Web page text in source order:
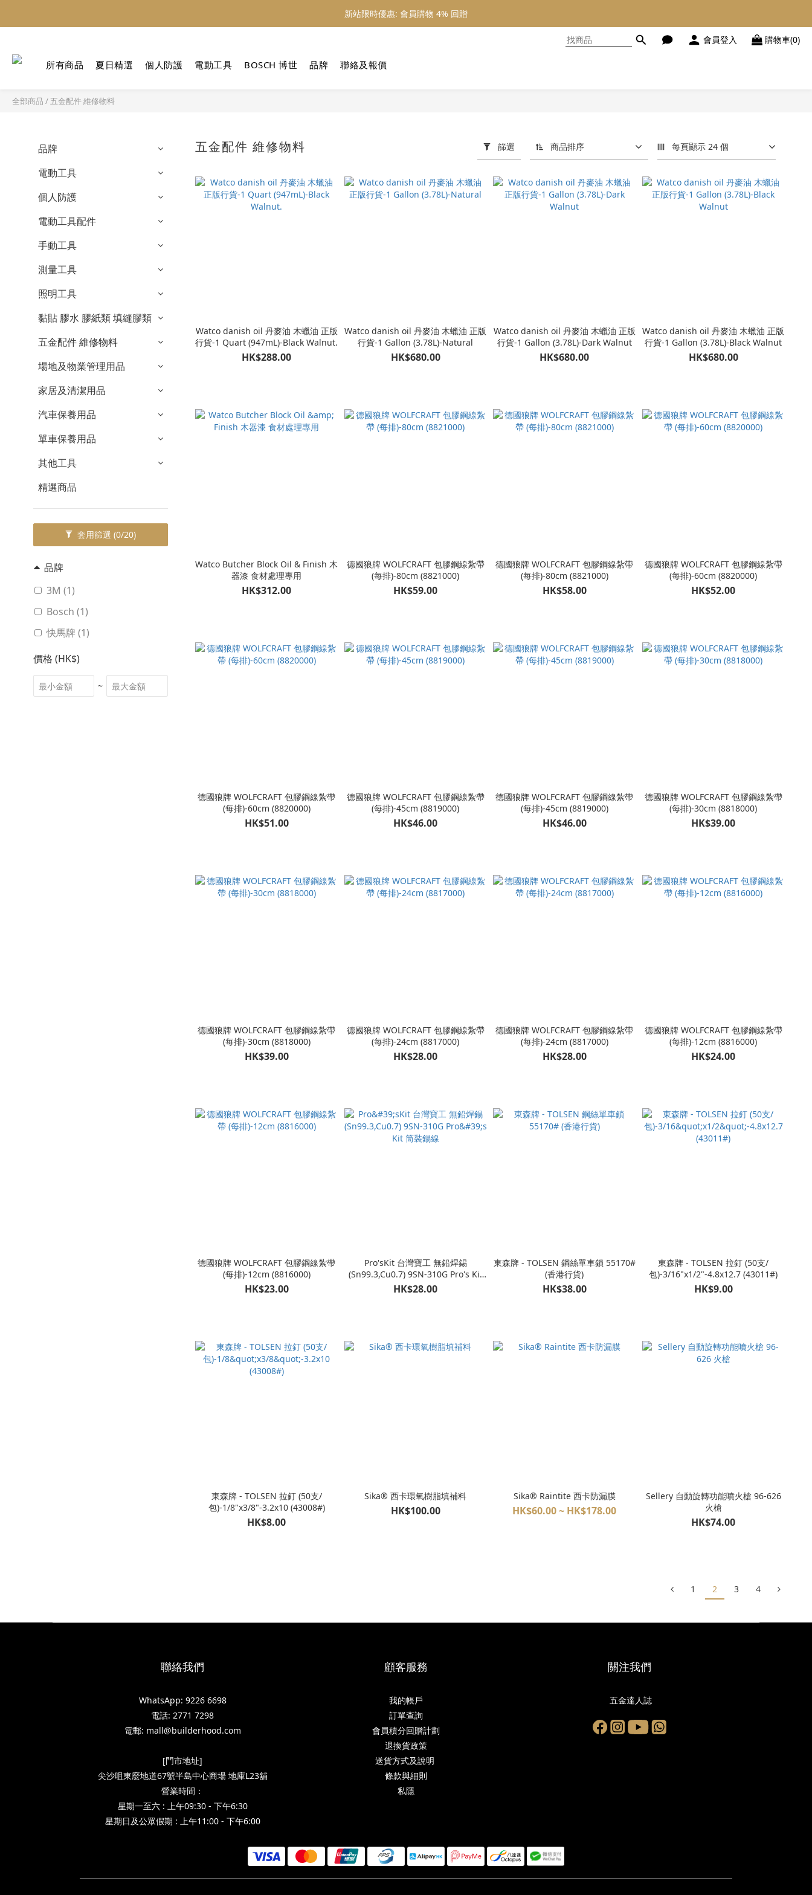
新站限時優惠: 會員購物 4% 回贈
新站限時優惠: 會員購物 4% 回贈
新站限時優惠: 會員購物 4% 回贈
會員登入 購物車(0)
所有商品 夏日精選 個人防護 電動工具 BOSCH 博世 品牌 聯絡及報價
全部商品 / 五金配件 維修物料
品牌
電動工具
個人防護
電動工具配件
手動工具
測量工具
照明工具
黏貼 膠水 膠紙類 填縫膠類
五金配件 維修物料
場地及物業管理用品
家居及清潔用品
汽車保養用品
單車保養用品
其他工具
精選商品
套用篩選 (0/20)
品牌
3M (1)
Bosch (1)
快馬牌 (1)
價格 (HK$)
~
五金配件 維修物料 篩選 商品排序 每頁顯示 24 個
Watco danish oil 丹麥油 木蠟油 正版
行貨-1 Quart (947mL)-Black Walnut.
HK$288.00
Watco danish oil 丹麥油 木蠟油 正版
行貨-1 Gallon (3.78L)-Natural
HK$680.00
Watco danish oil 丹麥油 木蠟油 正版
行貨-1 Gallon (3.78L)-Dark Walnut
HK$680.00
Watco danish oil 丹麥油 木蠟油 正版
行貨-1 Gallon (3.78L)-Black Walnut
HK$680.00
Watco Butcher Block Oil & Finish 木
器漆 食材處理專用
HK$312.00
德國狼牌 WOLFCRAFT 包膠鋼線紮帶
(每排)-80cm (8821000)
HK$59.00
德國狼牌 WOLFCRAFT 包膠鋼線紮帶
(每排)-80cm (8821000)
HK$58.00
德國狼牌 WOLFCRAFT 包膠鋼線紮帶
(每排)-60cm (8820000)
HK$52.00
德國狼牌 WOLFCRAFT 包膠鋼線紮帶
(每排)-60cm (8820000)
HK$51.00
德國狼牌 WOLFCRAFT 包膠鋼線紮帶
(每排)-45cm (8819000)
HK$46.00
德國狼牌 WOLFCRAFT 包膠鋼線紮帶
(每排)-45cm (8819000)
HK$46.00
德國狼牌 WOLFCRAFT 包膠鋼線紮帶
(每排)-30cm (8818000)
HK$39.00
德國狼牌 WOLFCRAFT 包膠鋼線紮帶
(每排)-30cm (8818000)
HK$39.00
德國狼牌 WOLFCRAFT 包膠鋼線紮帶
(每排)-24cm (8817000)
HK$28.00
德國狼牌 WOLFCRAFT 包膠鋼線紮帶
(每排)-24cm (8817000)
HK$28.00
德國狼牌 WOLFCRAFT 包膠鋼線紮帶
(每排)-12cm (8816000)
HK$24.00
德國狼牌 WOLFCRAFT 包膠鋼線紮帶
(每排)-12cm (8816000)
HK$23.00
Pro'sKit 台灣寶工 無鉛焊錫
(Sn99.3,Cu0.7) 9SN-310G Pro's Kit
筒裝錫線
HK$28.00
東森牌 - TOLSEN 鋼絲單車鎖 55170#
(香港行貨)
HK$38.00
東森牌 - TOLSEN 拉釘 (50支/
包)-3/16"x1/2"-4.8x12.7 (43011#)
HK$9.00
東森牌 - TOLSEN 拉釘 (50支/
包)-1/8"x3/8"-3.2x10 (43008#)
HK$8.00
Sika® 西卡環氧樹脂填補料
HK$100.00
Sika® Raintite 西卡防漏膜
HK$60.00 ~ HK$178.00
Sellery 自動旋轉功能噴火槍 96-626
火槍
HK$74.00
1 2 3 4
聯絡我們
WhatsApp: 9226 6698
電話: 2771 7298
電郵: mall@builderhood.com
[門市地址]
尖沙咀東麼地道67號半島中心商場 地庫L23舖
營業時間：
星期一至六 : 上午09:30 - 下午6:30
星期日及公眾假期 : 上午11:00 - 下午6:00
顧客服務
我的帳戶
訂單查詢
會員積分回贈計劃
退換貨政策
送貨方式及說明
條款與細則
私隱
關注我們
五金達人誌